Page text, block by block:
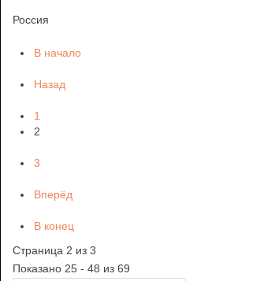
Россия
В начало
Назад
1
2
3
Вперёд
В конец
Страница 2 из 3
Показано 25 - 48 из 69